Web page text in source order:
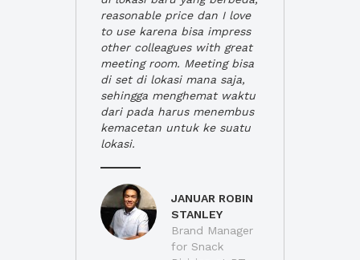
reasonable price dan I love
to use karena bisa impress
other colleagues with great
meeting room. Meeting bisa
di set di lokasi mana saja,
sehingga menghemat waktu
dari pada harus menembus
kemacetan untuk ke suatu
lokasi.
JANUAR ROBIN
STANLEY
Brand Manager
for Snack